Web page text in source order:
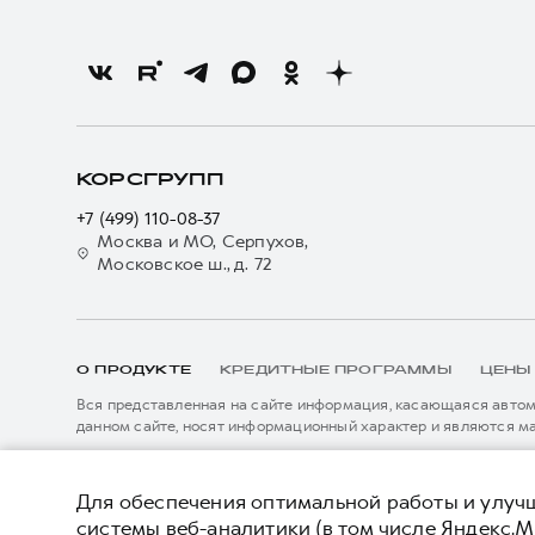
КОРСГРУПП
+7 (499) 110-08-37
Москва и МО, Серпухов,
Московское ш., д. 72
О ПРОДУКТЕ КРЕДИТНЫЕ ПРОГРАММЫ ЦЕНЫ
Вся представленная на сайте информация, касающаяся
данном сайте, носят информационный характер и являются
подробной информации просьба обращаться к ближайшему
*5 лет поддержки включают 3 года гарантии и 2 года
описанных в сервисной книжке владельца автомобиля и на
Для обеспечения оптимальной работы и
системы веб-аналитики (в том числе